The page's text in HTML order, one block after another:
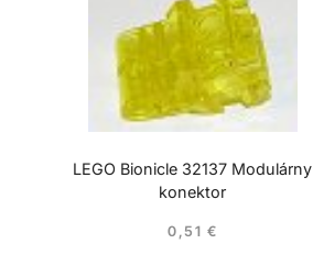
LEGO Bionicle 32137 Modulárny
konektor
0,51 €